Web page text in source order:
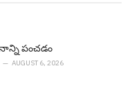
పంచడం
AUGUST 6, 2026